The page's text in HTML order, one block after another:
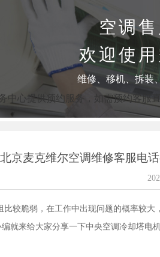
空调
欢迎使
维修、移机、拆装
中心提供预约服务，如需预约客服直
北京麦克维尔空调维修客服电
比较脆弱，在工作中出现问题的概率较
就来给大家分享一下中央空调冷却塔电